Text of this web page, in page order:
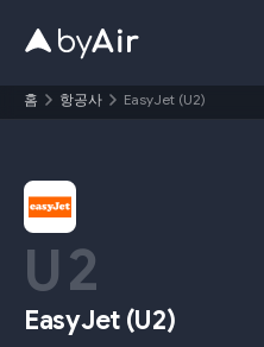
홈 항공사 EasyJet (U2)
U2
EasyJet(U2)